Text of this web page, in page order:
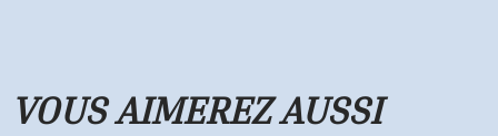
VOUS AIMEREZAUSSI